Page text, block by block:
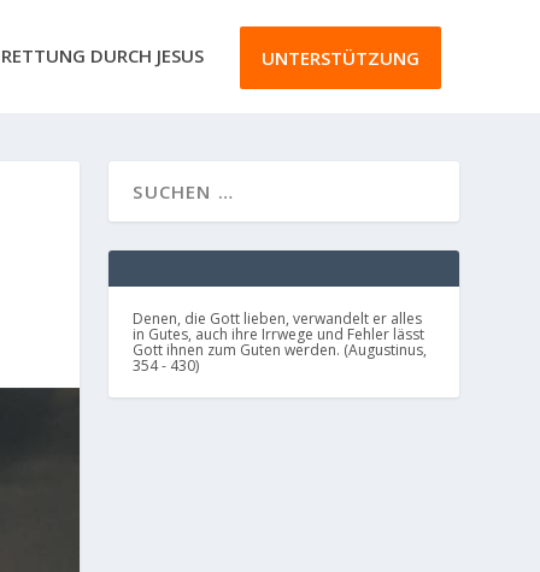
RETTUNG DURCH JESUS UNTERSTÜTZUNG
Denen, die Gott lieben, verwandelt er alles
in Gutes, auch ihre Irrwege und Fehler lässt
Gott ihnen zum Guten werden. (Augustinus,
354 - 430)